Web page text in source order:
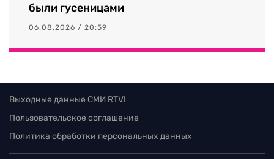
были гусеницами
06.08.2026 / 20:59
Выходные данные СМИ RTVI
Пользовательское соглашение
Политика обработки персональных данных